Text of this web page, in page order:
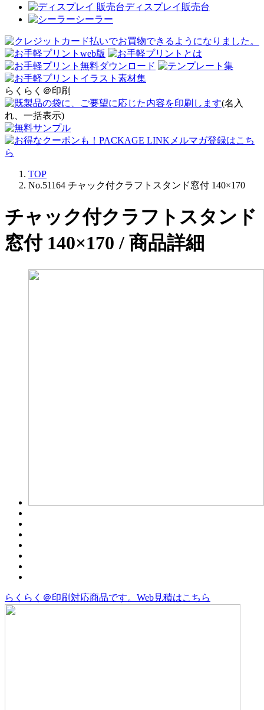
ディスプレイ販売台
シーラー
らくらく＠印刷
(名入
れ、一括表示)
TOP
No.51164 チャック付クラフトスタンド窓付 140×170
チャック付クラフトスタンド
窓付 140×170 / 商品詳細
らくらく＠印刷対応商品です。 Web見積はこちら